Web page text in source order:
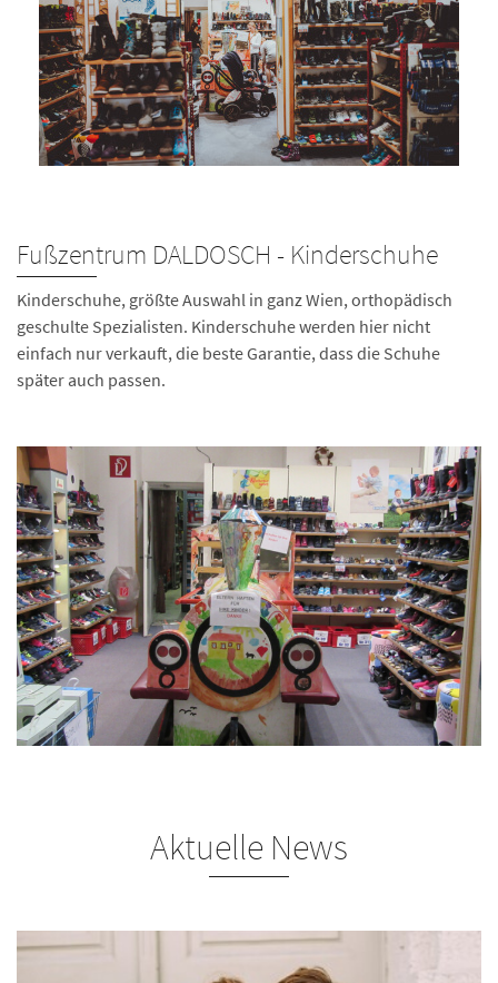
Fußzentrum DALDOSCH - Kinderschuhe
Kinderschuhe, größte Auswahl in ganz Wien, orthopädisch
geschulte Spezialisten. Kinderschuhe werden hier nicht
einfach nur verkauft, die beste Garantie, dass die Schuhe
später auch passen.
Aktuelle News